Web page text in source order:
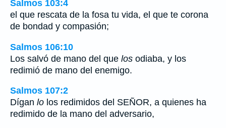
Salmos 103:4
el que rescata de la fosa tu vida, el que te corona
de bondad y compasión;
Salmos 106:10
Los salvó de mano del que los odiaba, y los
redimió de mano del enemigo.
Salmos 107:2
Dígan lo los redimidos del SEÑOR, a quienes ha
redimido de la mano del adversario,